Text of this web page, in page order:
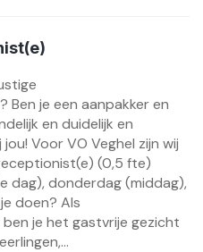
je een aanpakker en
en duidelijk en
Voor VO Veghel zijn wij
(0,5 fte)
dag), donderdag (middag),
doen? Als
je het gastvrije gezicht